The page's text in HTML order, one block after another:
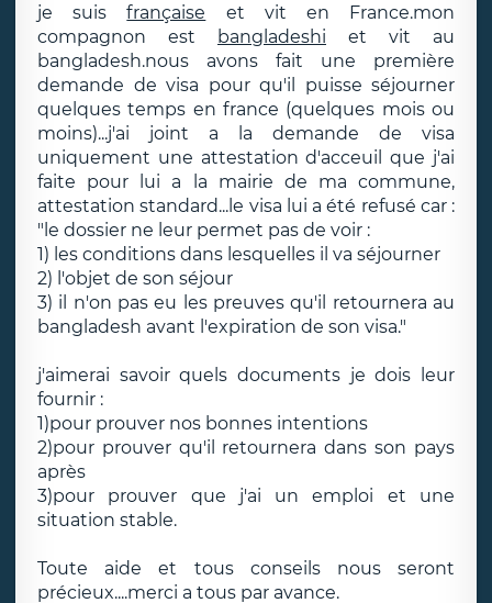
je suisfrançaise et vit en France.mon
compagnon est
bangladeshi et vit au
bangladesh.nous avons fait une première
demande de visa pour qu'il puisse séjourner
quelques temps en france (quelques mois ou
moins)...j'ai joint a la demande de visa
uniquement une attestation d'acceuil que j'ai
faite pour lui a la mairie de ma commune,
attestation standard...le visa lui a été refusé car :
"le dossier ne leur permet pas de voir :
1) les conditions dans lesquelles il va séjourner
2) l'objet de son séjour
3) il n'on pas eu les preuves qu'il retournera au
bangladesh avant l'expiration de son visa."
j'aimerai savoir quels documents je dois leur
fournir :
1)pour prouver nos bonnes intentions
2)pour prouver qu'il retournera dans son pays
après
3)pour prouver que j'ai un emploi et une
situation stable.
Toute aide et tous conseils nous seront
précieux....merci a tous par avance.